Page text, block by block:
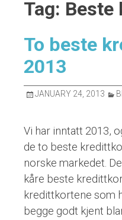
Tag:
To beste
2013
JANUARY 24, 2013
Vi har inntatt 2013,
de to beste
norske markedet.
kåre beste
kredittkortene som
begge godt kjent